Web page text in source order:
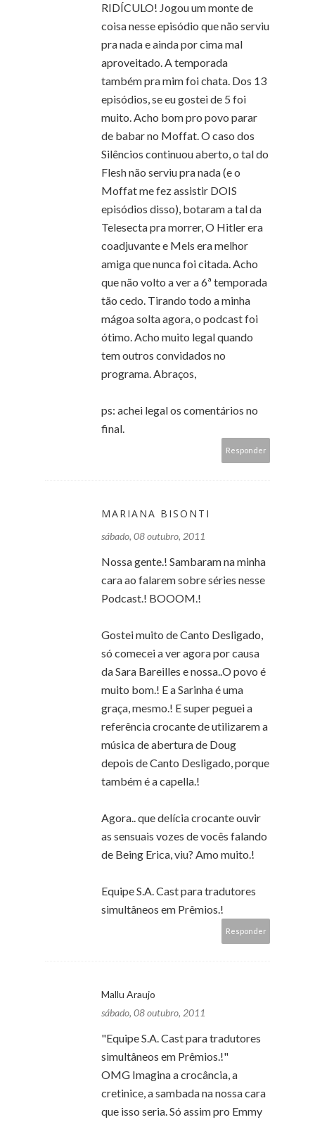
RIDÍCULO! Jogou um monte de
coisa nesse episódio que não serviu
pra nada e ainda por cima mal
aproveitado. A temporada
também pra mim foi chata. Dos 13
episódios, se eu gostei de 5 foi
muito. Acho bom pro povo parar
de babar no Moffat. O caso dos
Silêncios continuou aberto, o tal do
Flesh não serviu pra nada (e o
Moffat me fez assistir DOIS
episódios disso), botaram a tal da
Telesecta pra morrer, O Hitler era
coadjuvante e Mels era melhor
amiga que nunca foi citada. Acho
que não volto a ver a 6ª temporada
tão cedo. Tirando todo a minha
mágoa solta agora, o podcast foi
ótimo. Acho muito legal quando
tem outros convidados no
programa. Abraços,
ps: achei legal os comentários no
final.
Responder
MARIANA BISONTI
sábado, 08 outubro, 2011
Nossa gente.! Sambaram na minha
cara ao falarem sobre séries nesse
Podcast.! BOOOM.!
Gostei muito de Canto Desligado,
só comecei a ver agora por causa
da Sara Bareilles e nossa..O povo é
muito bom.! E a Sarinha é uma
graça, mesmo.! E super peguei a
referência crocante de utilizarem a
música de abertura de Doug
depois de Canto Desligado, porque
também é a capella.!
Agora.. que delícia crocante ouvir
as sensuais vozes de vocês falando
de Being Erica, viu? Amo muito.!
Equipe S.A. Cast para tradutores
simultâneos em Prêmios.!
Responder
Mallu Araujo
sábado, 08 outubro, 2011
"Equipe S.A. Cast para tradutores
simultâneos em Prêmios.!"
OMG Imagina a crocância, a
cretinice, a sambada na nossa cara
que isso seria. Só assim pro Emmy